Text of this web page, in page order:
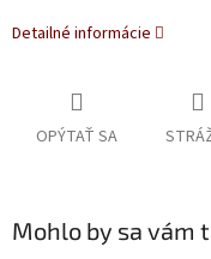
Detailné informácie
OPÝTAŤ SA
Mohlo by sa vám